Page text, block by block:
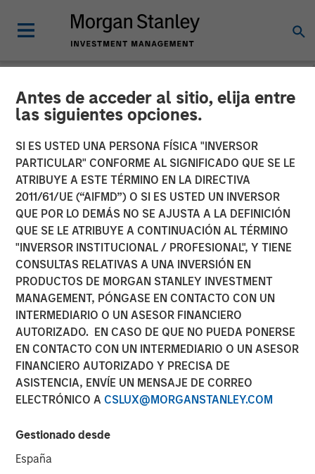
Antes de acceder al sitio, elija entre
las siguientes opciones.
SI ES USTED UNA PERSONA FÍSICA "INVERSOR
PARTICULAR" CONFORME AL SIGNIFICADO QUE SE LE
ATRIBUYE A ESTE TÉRMINO EN LA DIRECTIVA
2011/61/UE (“AIFMD”) O SI ES USTED UN INVERSOR
QUE POR LO DEMÁS NO SE AJUSTA A LA DEFINICIÓN
QUE SE LE ATRIBUYE A CONTINUACIÓN AL TÉRMINO
"INVERSOR INSTITUCIONAL / PROFESIONAL", Y TIENE
CONSULTAS RELATIVAS A UNA INVERSIÓN EN
PRODUCTOS DE MORGAN STANLEY INVESTMENT
MANAGEMENT, PÓNGASE EN CONTACTO CON UN
INTERMEDIARIO O UN ASESOR FINANCIERO
AUTORIZADO. EN CASO DE QUE NO PUEDA PONERSE
EN CONTACTO CON UN INTERMEDIARIO O UN ASESOR
FINANCIERO AUTORIZADO Y PRECISA DE
ASISTENCIA, ENVÍE UN MENSAJE DE CORREO
ELECTRÓNICO A CSLUX@MORGANSTANLEY.COM
Gestionado desde
España
NEWSROOM
Swander Pace Capital
Announces First
Continuation Fund with
Captek Softgel
International. Inc. in
Partnership with Morgan
Stanley and Rabo
Investments
17 AGOSTO 2022
SAN FRANCISCO & BEDMINSTER, N.J - August 17, 2022